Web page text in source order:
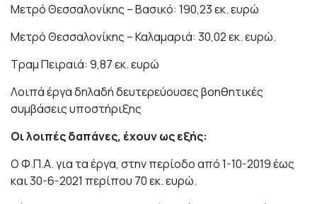
Μετρό Θεσσαλονίκης – Βασικό: 190,23 εκ. ευρώ
Μετρό Θεσσαλονίκης – Καλαμαριά: 30,02 εκ. ευρώ.
Τραμ Πειραιά: 9,87 εκ. ευρώ
Λοιπά έργα δηλαδή δευτερεύουσες βοηθητικές
συμβάσεις υποστήριξης
Οι λοιπές δαπάνες, έχουν ως εξής:
Ο Φ.Π.Α. για τα έργα, στην περίοδο από 1-10-2019 έως
και 30-6-2021 περίπου 70 εκ. ευρώ.